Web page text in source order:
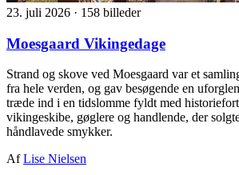
23. juli 2026 · 158 billeder
Moesgaard Vikingedage
Strand og skove ved Moesgaard var et
fra hele verden, og gav besøgende en
træde ind i en tidslomme fyldt med
vikingeskibe, gøglere og handlende, der
håndlavede smykker.
AfLise Nielsen